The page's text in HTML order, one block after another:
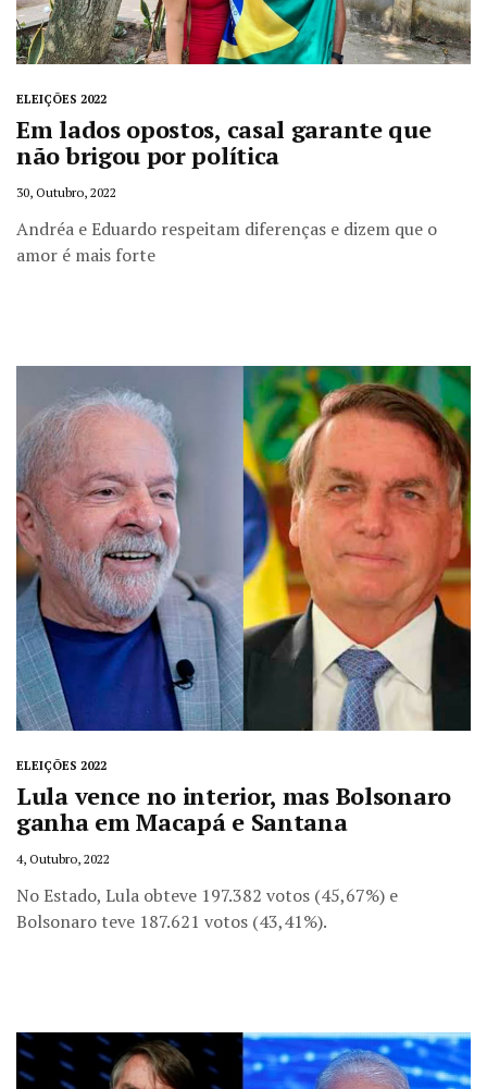
ELEIÇÕES 2022
Em lados opostos, casal garante que
não brigou por política
30, Outubro, 2022
Andréa e Eduardo respeitam diferenças e dizem que o
amor é mais forte
ELEIÇÕES 2022
Lula vence no interior, mas Bolsonaro
ganha em Macapá e Santana
4, Outubro, 2022
No Estado, Lula obteve 197.382 votos (45,67%) e
Bolsonaro teve 187.621 votos (43,41%).